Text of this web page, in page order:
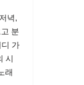
녁,
분
디 가
시
래